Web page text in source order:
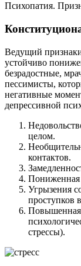
Психопатия.
Ведущий
устойчиво
безрадостные,
пессимисты,
негативные
депрессивной
целом.
контактов.
Пониженная
Угрызения
проступков
Повышенная
стрессы).